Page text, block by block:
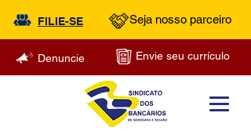
FILIE-SE Seja nosso parceiro
Denuncie Envie seu currículo